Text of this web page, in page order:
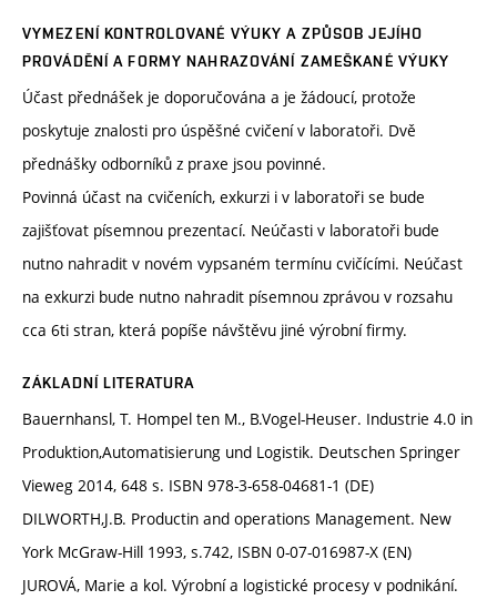
VYMEZENÍ KONTROLOVANÉ VÝUKY A ZPŮSOB JEJÍHO
PROVÁDĚNÍ A FORMY NAHRAZOVÁNÍ ZAMEŠKANÉ VÝUKY
Účast přednášek je doporučována a je žádoucí, protože
poskytuje znalosti pro úspěšné cvičení v laboratoři. Dvě
přednášky odborníků z praxe jsou povinné.
Povinná účast na cvičeních, exkurzi i v laboratoři se bude
zajišťovat písemnou prezentací. Neúčasti v laboratoři bude
nutno nahradit v novém vypsaném termínu cvičícími. Neúčast
na exkurzi bude nutno nahradit písemnou zprávou v rozsahu
cca 6ti stran, která popíše návštěvu jiné výrobní firmy.
ZÁKLADNÍ LITERATURA
Bauernhansl, T. Hompel ten M., B.Vogel-Heuser. Industrie 4.0 in
Produktion,Automatisierung und Logistik. Deutschen Springer
Vieweg 2014, 648 s. ISBN 978-3-658-04681-1 (DE)
DILWORTH,J.B. Productin and operations Management. New
York McGraw-Hill 1993, s.742, ISBN 0-07-016987-X (EN)
JUROVÁ, Marie a kol. Výrobní a logistické procesy v podnikání.